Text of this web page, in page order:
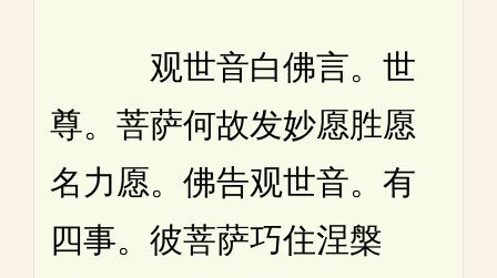
观世音白佛言。世
尊。菩萨何故发妙愿胜愿
名力愿。佛告观世音。有
四事。彼菩萨巧住涅槃